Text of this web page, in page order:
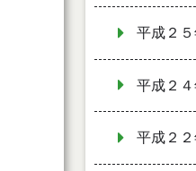
平成２
平成２
平成２